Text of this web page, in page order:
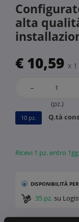
alta
€ 10,59 x
-
(pz.)
10 pz. Q.tà
Ricevi 1 pz. entro
DISPONIBILITÀ
35 pz.su